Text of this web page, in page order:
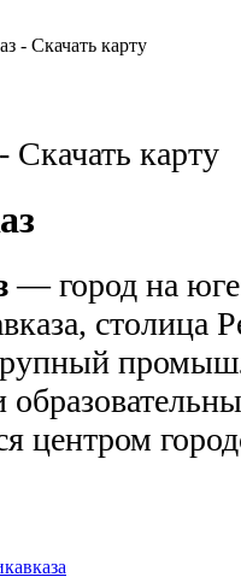
- Скачать карту
Скачать карту
— город на юге
столица
центром